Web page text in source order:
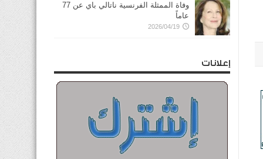
وفاة الممثلة الفرنسية ناتالي باي عن 77
عاماً
2026/04/19
إعلانات